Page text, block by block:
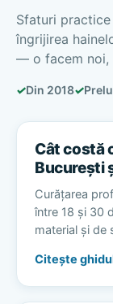
Sfaturi
îngrijirea
— o facem noi,
✓Din 2018✓
Cât costă
București
Curățarea
între 18 și 30
material și de
Citește